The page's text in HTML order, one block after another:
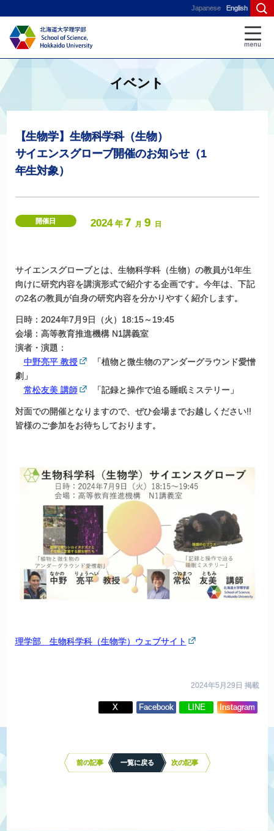
Japanese English
イベント
【生物学】生物科学科（生物）
サイエンスグローブ開催のお知らせ（1
年生対象）
開催日 2024 年 7 月 9 日
サイエンスグローブとは、生物科学科（生物）の教員が1年生
向けに研究内容を講演形式で紹介する企画です。今年は、下記
の2名の教員が自身の研究内容を分かりやすく紹介します。
日時：2024年7月9日（火）18:15～19:45
会場：高等教育推進機構 N1講義室
演者・演題：
中野亮平 教授
「植物と微生物のアンダーグラウンド愛憎
劇」
常松友美 講師
「記録と操作で迫る睡眠ミステリー」
対面での開催となりますので、ぜひ会場までお越しください!!
皆様のご参加をお待ちしております。
理学部 生物科学科（生物学）ウェブサイト
2024年5月29日 掲載
X Facebook LINE Instagram
ー
ン
前の記事 一覧に戻る 次の記事